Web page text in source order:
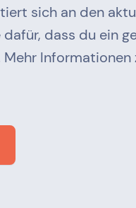
sich an den
dass du ein